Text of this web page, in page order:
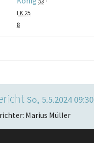
LK 25
8
So, 5.5.2024 09:30
Marius Müller